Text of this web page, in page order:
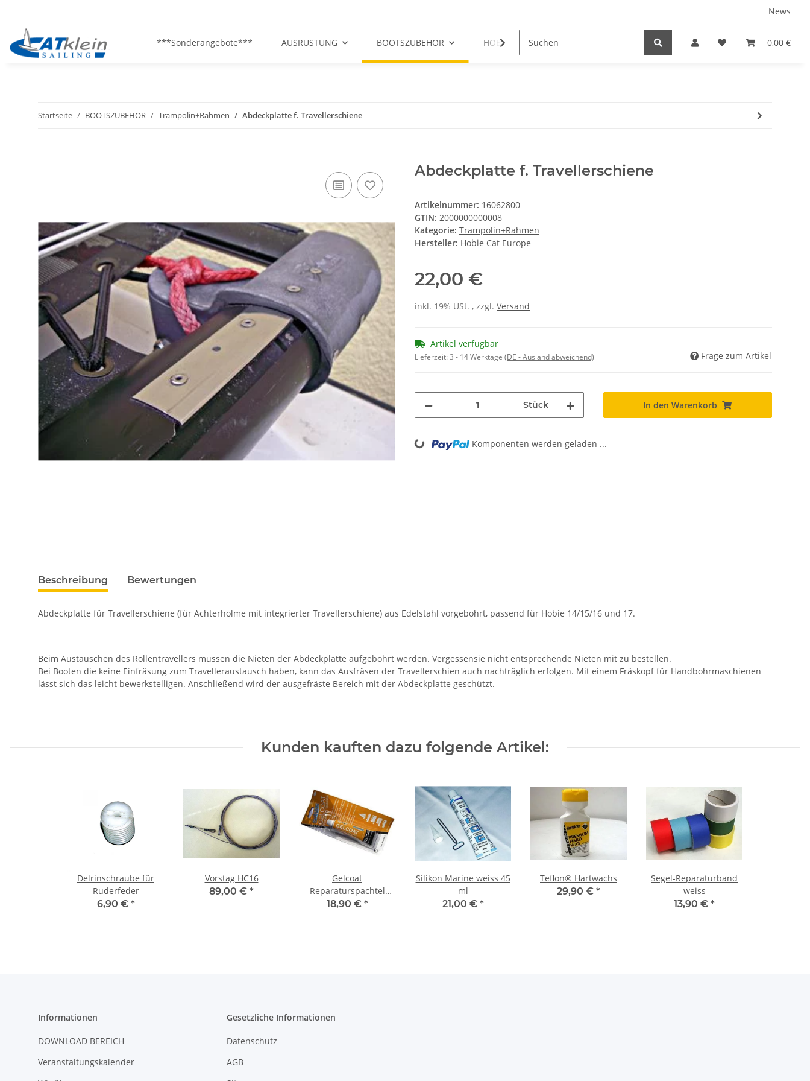
News
0,00 €
***Sonderangebote*** AUSRÜSTUNG BOOTSZUBEHÖR HOBIE-ERSATZTEILE GEBRAUCHT
Startseite BOOTSZUBEHÖR Trampolin+Rahmen Abdeckplatte f. Travellerschiene
Abdeckplatte f. Travellerschiene
Artikelnummer: 16062800
GTIN: 2000000000008
Kategorie: Trampolin+Rahmen
Hersteller: Hobie Cat Europe
22,00 €
inkl. 19% USt. , zzgl. Versand
Artikel verfügbar
Lieferzeit:3 - 14 Werktage (DE - Ausland abweichend) Frage zum Artikel
Stück In den Warenkorb
Loading... Komponenten werden geladen ...
Beschreibung Bewertungen
Abdeckplatte für Travellerschiene (für Achterholme mit integrierter Travellerschiene) aus Edelstahl vorgebohrt, passend für Hobie 14/15/16 und 17.
Beim Austauschen des Rollentravellers müssen die Nieten der Abdeckplatte aufgebohrt werden. Vergessensie nicht entsprechende Nieten mit zu bestellen.
Bei Booten die keine Einfräsung zum Travelleraustausch haben, kann das Ausfräsen der Travellerschien auch nachträglich erfolgen. Mit einem Fräskopf für Handbohrmaschienen
lässt sich das leicht bewerkstelligen. Anschließend wird der ausgefräste Bereich mit der Abdeckplatte geschützt.
Kunden kauften dazu folgende Artikel:
Delrinschraube für
Ruderfeder
6,90 € *
Vorstag HC16
89,00 € *
Gelcoat
Reparaturspachtel
weiss
18,90 € *
Silikon Marine weiss 45
ml
21,00 € *
Teflon® Hartwachs
29,90 € *
Segel-Reparaturband
weiss
13,90 € *
Informationen
DOWNLOAD BEREICH
Veranstaltungskalender
Gesetzliche Informationen
Datenschutz
AGB